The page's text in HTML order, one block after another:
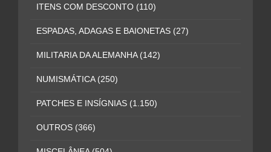
ITENS COM DESCONTO (110)
ESPADAS, ADAGAS E BAIONETAS (27)
MILITARIA DA ALEMANHA (142)
NUMISMÁTICA (250)
PATCHES E INSÍGNIAS (1.150)
OUTROS (366)